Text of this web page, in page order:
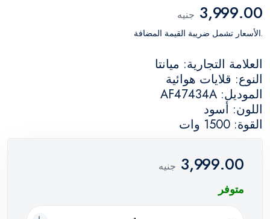
3,999.00 جنيه
.الأسعار تشمل ضريبة القيمة المضافة
العلامة التجارية: ميانتا
النوع: قلايات هوائية
الموديل: AF47434A
اللون: أسود
القوة: 1500 وات
3,999.00 جنيه
متوفر